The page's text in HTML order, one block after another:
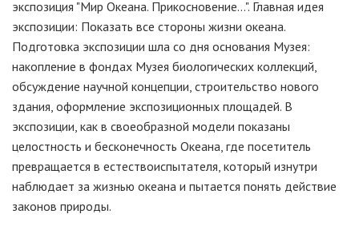
экспозиция "Мир Океана. Прикосновение…". Главная идея
экспозиции: Показать все стороны жизни океана.
Подготовка экспозиции шла со дня основания Музея:
накопление в фондах Музея биологических коллекций,
обсуждение научной концепции, строительство нового
здания, оформление экспозиционных площадей. В
экспозиции, как в своеобразной модели показаны
целостность и бесконечность Океана, где посетитель
превращается в естествоиспытателя, который изнутри
наблюдает за жизнью океана и пытается понять действие
законов природы.